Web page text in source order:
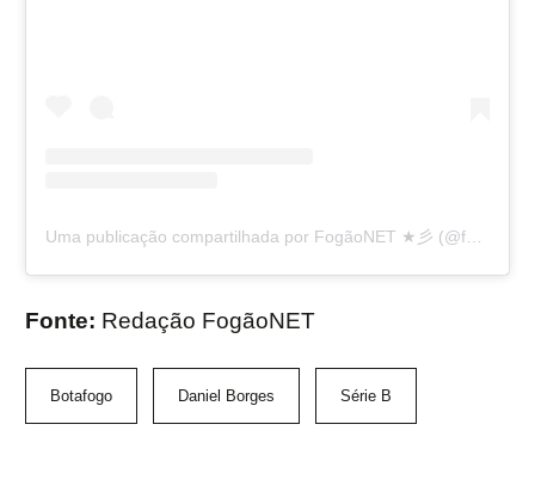
Uma publicação compartilhada por FogãoNET ★彡 (@fogaonet)
Fonte: Redação FogãoNET
Botafogo Daniel Borges Série B